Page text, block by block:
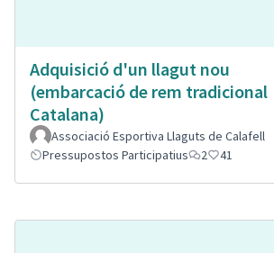
Adquisició d'un llagut nou
(embarcació de rem tradicional
Catalana)
Associació Esportiva Llaguts de Calafell
Pressupostos Participatius
2 41